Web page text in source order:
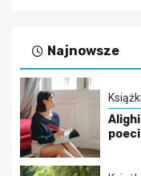
Najnowsze
Książki